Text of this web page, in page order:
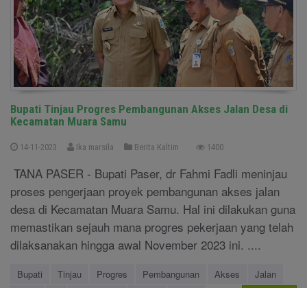
Bupati Tinjau Progres Pembangunan Akses Jalan Desa di
Kecamatan Muara Samu
14-11-2023 Ika marsila Berita Kaltim 1400
TANA PASER - Bupati Paser, dr Fahmi Fadli meninjau
proses pengerjaan proyek pembangunan akses jalan
desa di Kecamatan Muara Samu. Hal ini dilakukan guna
memastikan sejauh mana progres pekerjaan yang telah
dilaksanakan hingga awal November 2023 ini. ....
Bupati Tinjau Progres Pembangunan Akses
Jalan